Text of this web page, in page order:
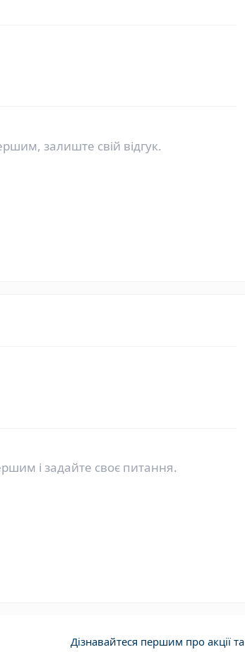
залиште свій відгук.
і задайте своє питання.
Дізнавайтеся першим про акції та